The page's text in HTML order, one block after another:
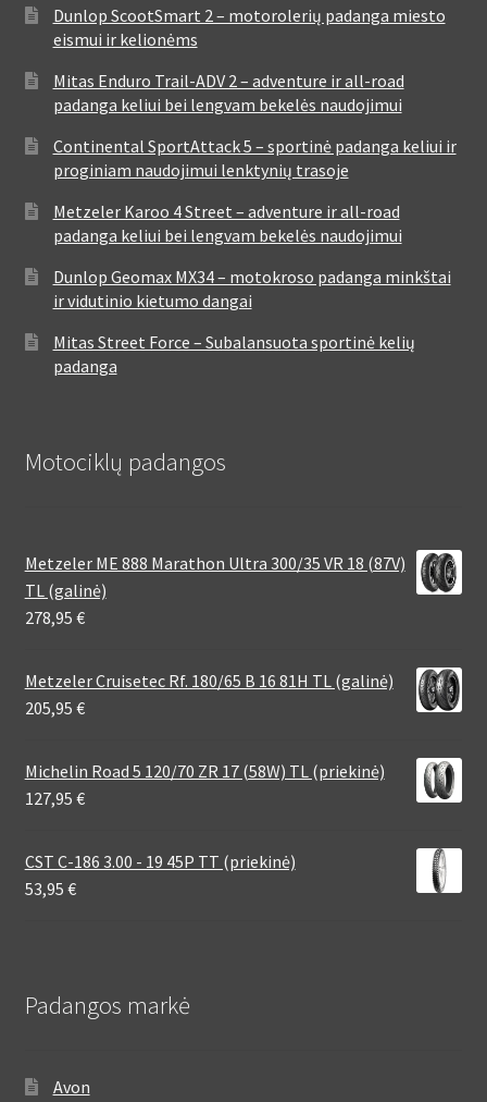
Dunlop ScootSmart 2 – motorolerių padanga miesto
eismui ir kelionėms
Mitas Enduro Trail-ADV 2 – adventure ir all-road
padanga keliui bei lengvam bekelės naudojimui
Continental SportAttack 5 – sportinė padanga keliui ir
proginiam naudojimui lenktynių trasoje
Metzeler Karoo 4 Street – adventure ir all-road
padanga keliui bei lengvam bekelės naudojimui
Dunlop Geomax MX34 – motokroso padanga minkštai
ir vidutinio kietumo dangai
Mitas Street Force – Subalansuota sportinė kelių
padanga
Motociklų padangos
Metzeler ME 888 Marathon Ultra 300/35 VR 18 (87V)
TL (galinė)
278,95 €
Metzeler Cruisetec Rf. 180/65 B 16 81H TL (galinė)
205,95 €
Michelin Road 5 120/70 ZR 17 (58W) TL (priekinė)
127,95 €
CST C-186 3.00 - 19 45P TT (priekinė)
53,95 €
Padangos markė
Avon